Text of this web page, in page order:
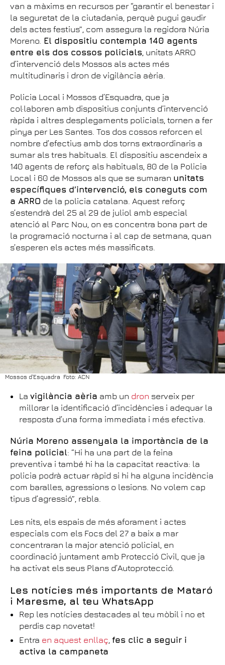
van a màxims en recursos per “garantir el benestar i
la seguretat de la ciutadania, perquè pugui gaudir
dels actes festius”, com assegura la regidora Núria
Moreno. El dispositiu contempla 140 agents
entre els dos cossos policials , unitats ARRO
d’intervenció dels Mossos als actes més
multitudinaris i dron de vigilància aèria.
Policia Local i Mossos d’Esquadra, que ja
col·laboren amb dispositius conjunts d’intervenció
ràpida i altres desplegaments policials, tornen a fer
pinya per Les Santes. Tos dos cossos reforcen el
nombre d’efectius amb dos torns extraordinaris a
sumar als tres habituals. El dispositiu ascendeix a
140 agents de reforç als habituals, 80 de la Policia
Local i 60 de Mossos als que se sumaran unitats
específiques d’intervenció, els coneguts com
a ARRO de la policia catalana. Aquest reforç
s’estendrà del 25 al 29 de juliol amb especial
atenció al Parc Nou, on es concentra bona part de
la programació nocturna i al cap de setmana, quan
s’esperen els actes més massificats.
Mossos d'Esquadra Foto: ACN
La vigilància aèria amb un dron serveix per
millorar la identificació d’incidències i adequar la
resposta d’una forma immediata i més efectiva.
Núria Moreno assenyala la importància de la
feina policial: “Hi ha una part de la feina
preventiva i també hi ha la capacitat reactiva: la
policia podrà actuar ràpid si hi ha alguna incidència
com baralles, agressions o lesions. No volem cap
tipus d’agressió”, rebla.
Les nits, els espais de més aforament i actes
especials com els Focs del 27 a baix a mar
concentraran la major atenció policial, en
coordinació juntament amb Protecció Civil, que ja
ha activat els seus Plans d’Autoprotecció.
Les notícies més importants de Mataró
i Maresme, al teu WhatsApp
Rep les notícies destacades al teu mòbil i no et
perdis cap novetat!
Entra en aquest enllaç, fes clic a seguir i
activa la campaneta